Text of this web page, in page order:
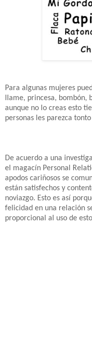
Para algunas mujeres
llame, princesa,
aunque no lo creas esto
personas les parezca
De acuerdo a una
el magacín Personal
apodos cariñosos se
están satisfechos y
noviazgo. Esto es así
felicidad en una relación
proporcional al uso de